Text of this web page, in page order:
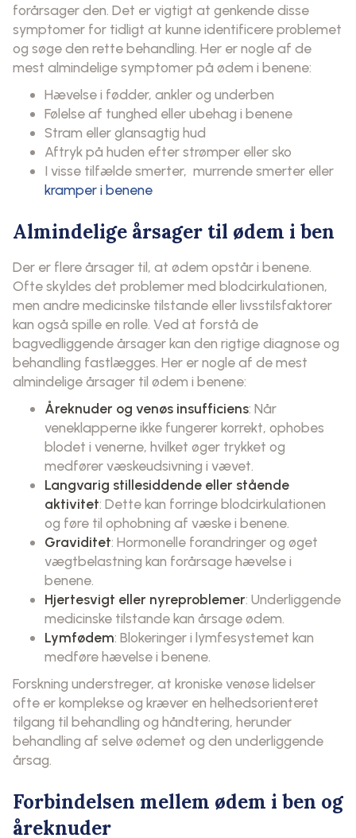
forårsager den. Det er vigtigt at genkende disse
symptomer for tidligt at kunne identificere problemet
og søge den rette behandling. Her er nogle af de
mest almindelige symptomer på ødem i benene:
Hævelse i fødder, ankler og underben
Følelse af tunghed eller ubehag i benene
Stram eller glansagtig hud
Aftryk på huden efter strømper eller sko
I visse tilfælde smerter, murrende smerter eller
kramper i benene
Almindelige årsager til ødem i ben
Der er flere årsager til, at ødem opstår i benene.
Ofte skyldes det problemer med blodcirkulationen,
men andre medicinske tilstande eller livsstilsfaktorer
kan også spille en rolle. Ved at forstå de
bagvedliggende årsager kan den rigtige diagnose og
behandling fastlægges. Her er nogle af de mest
almindelige årsager til ødem i benene:
Åreknuder og venøs insufficiens: Når
veneklapperne ikke fungerer korrekt, ophobes
blodet i venerne, hvilket øger trykket og
medfører væskeudsivning i vævet.
Langvarig stillesiddende eller stående
aktivitet: Dette kan forringe blodcirkulationen
og føre til ophobning af væske i benene.
Graviditet: Hormonelle forandringer og øget
vægtbelastning kan forårsage hævelse i
benene.
Hjertesvigt eller nyreproblemer: Underliggende
medicinske tilstande kan årsage ødem.
Lymfødem: Blokeringer i lymfesystemet kan
medføre hævelse i benene.
Forskning understreger, at kroniske venøse lidelser
ofte er komplekse og kræver en helhedsorienteret
tilgang til behandling og håndtering, herunder
behandling af selve ødemet og den underliggende
årsag.
Forbindelsen mellem ødem i ben og
åreknuder